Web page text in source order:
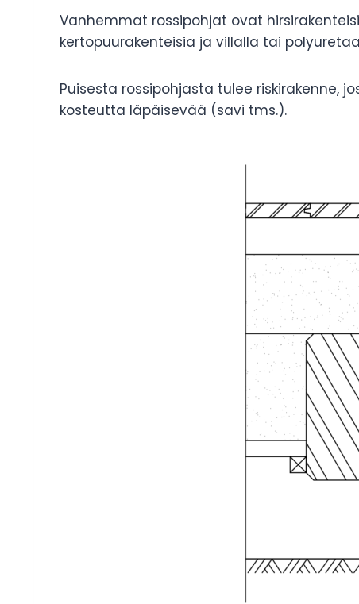
Vanhemmat rossipohjat ovat
kertopuurakenteisia ja villalla tai
Puisesta rossipohjasta tulee
kosteutta läpäisevää (savi tms.).